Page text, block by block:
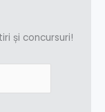
și concursuri!